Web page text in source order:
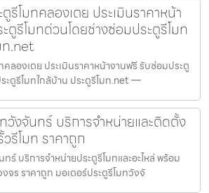
รีโมทคลองเตย ประเมินราคาหน้า
ตูรีโมทด่วนโดยช่างซ่อมประตูรีโมท
ท.net
คลองเตย ประเมินราคาหน้างานฟรี รับซ่อมประตู
ะตูรีโมทใกล้บ้าน ประตูรีโมท.net —
วังจันทร์ บริการจำหน่ายและติดตั้ง
รีโมท ราคาถูก
ร์ บริการจำหน่ายประตูรีโมทและอะไหล่ พร้อม
ร ราคาถูก มอเตอร์ประตูรีโมทวังจั